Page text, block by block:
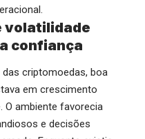
volatilidade
confiança
criptomoedas, boa
em crescimento
O ambiente favorecia
e decisões